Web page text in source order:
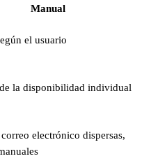
Manual
el usuario
la disponibilidad individual
electrónico dispersas,